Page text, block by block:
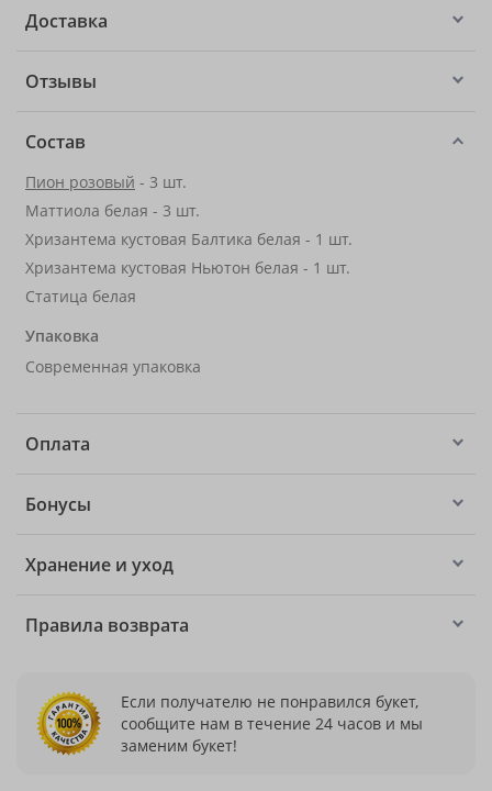
Доставка
Отзывы
Состав
Пион розовый - 3 шт.
Маттиола белая - 3 шт.
Хризантема кустовая Балтика белая - 1 шт.
Хризантема кустовая Ньютон белая - 1 шт.
Статица белая
Упаковка
Современная упаковка
Оплата
Бонусы
Хранение и уход
Правила возврата
Если получателю не понравился букет,
сообщите нам в течение 24 часов и мы
заменим букет!